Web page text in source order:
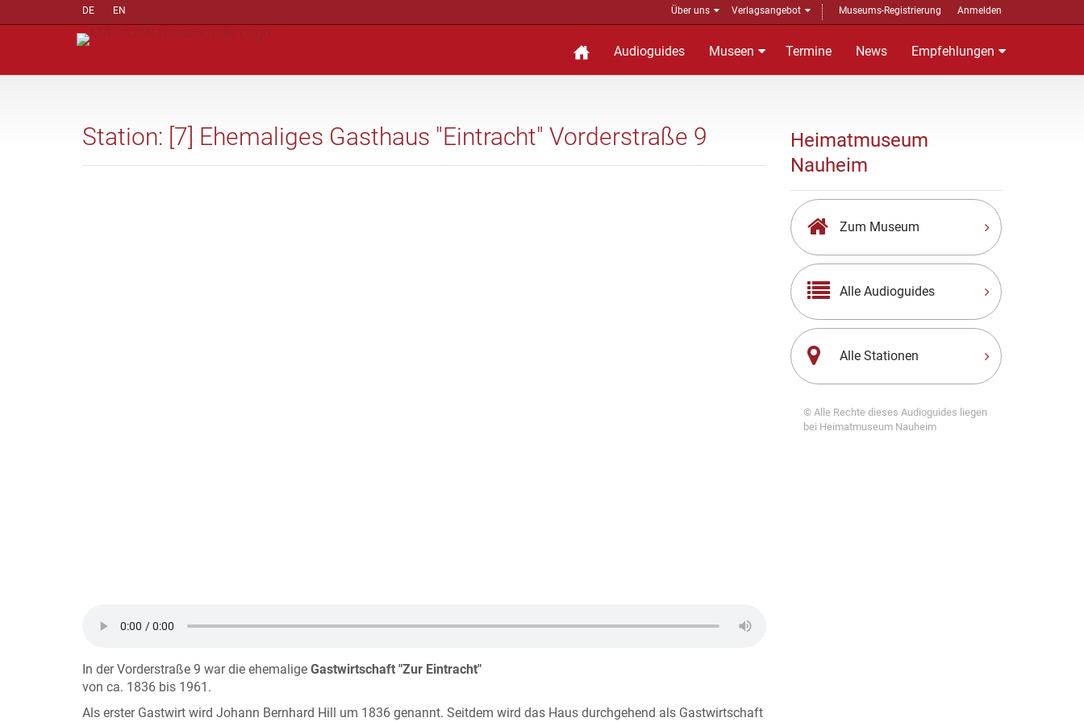
DE EN Über uns Verlagsangebot Museums-Registrierung Anmelden
Audioguides Museen Termine News Empfehlungen
Station: [7] Ehemaliges Gasthaus "Eintracht" Vorderstraße 9
In der Vorderstraße 9 war die ehemalige Gastwirtschaft "Zur Eintracht"
von ca. 1836 bis 1961.
Als erster Gastwirt wird Johann Bernhard Hill um 1836 genannt. Seitdem wird das Haus durchgehend als Gastwirtschaft
Heimatmuseum
Nauheim
Zum Museum
Alle Audioguides
Alle Stationen
© Alle Rechte dieses Audioguides liegen
bei Heimatmuseum Nauheim